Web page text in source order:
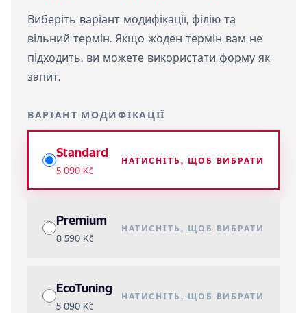
Виберіть варіант модифікації, філію та
вільний термін. Якщо жоден термін вам не
підходить, ви можете використати форму як
запит.
ВАРІАНТ МОДИФІКАЦІЇ
Standard
5 090 Kč
НАТИСНІТЬ, ЩОБ ВИБРАТИ
Premium
8 590 Kč
НАТИСНІТЬ, ЩОБ ВИБРАТИ
EcoTuning
5 090 Kč
НАТИСНІТЬ, ЩОБ ВИБРАТИ